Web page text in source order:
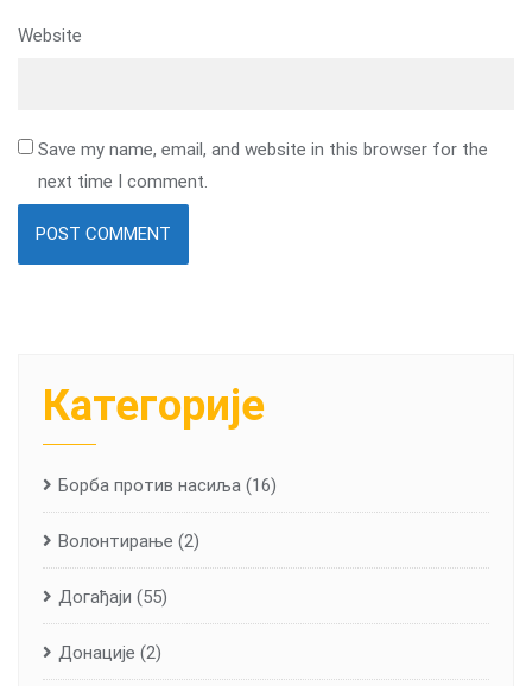
Website
Save my name, email, and website in this browser for the
next time I comment.
Категорије
Борба против насиља (16)
Волонтирање (2)
Догађаји (55)
Донације (2)